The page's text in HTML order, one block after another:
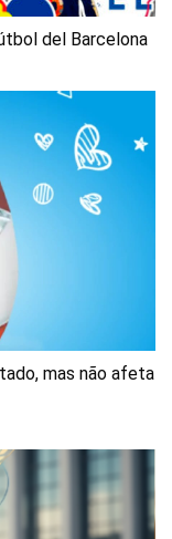
del Barcelona
mas não afeta